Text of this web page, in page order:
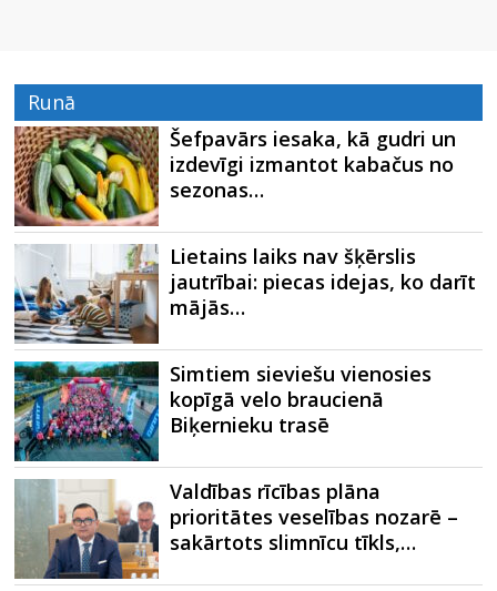
Runā
Šefpavārs iesaka, kā gudri un
izdevīgi izmantot kabačus no
sezonas…
Lietains laiks nav šķērslis
jautrībai: piecas idejas, ko darīt
mājās…
Simtiem sieviešu vienosies
kopīgā velo braucienā
Biķernieku trasē
Valdības rīcības plāna
prioritātes veselības nozarē –
sakārtots slimnīcu tīkls,…